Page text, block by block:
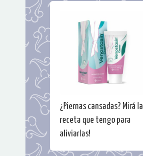
¿Piernas cansadas? Mirá la
receta que tengo para
aliviarlas!